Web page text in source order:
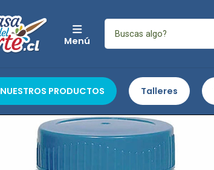
Menú
NUESTROS PRODUCTOS Talleres
Inicio Auxiliares y Complementos